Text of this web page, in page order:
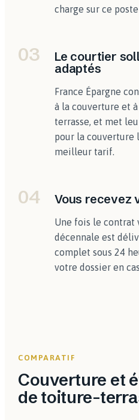
charge sur ce
03
Le courtier
adaptés
France Épargne
à la couverture et
terrasse, et met
pour la couverture
meilleur tarif.
04 Vous recevez
Une fois le contrat
décennale est
complet sous 24
votre dossier en
COMPARATIF
Couverture et
de toiture-